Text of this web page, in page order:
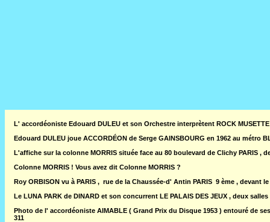
L' accordéoniste Edouard DULEU et son Orchestre interprètent ROCK
Edouard DULEU joue ACCORDÉON de Serge GAINSBOURG en 1962 au métro
L'affiche sur la colonne MORRIS située face au 80 boulevard de Clichy PARIS ,
Colonne MORRIS ! Vous avez dit Colonne MORRIS ?
Roy ORBISON vu à PARIS , rue de la Chaussée-d' Antin PARIS 9 ème , devant
Le LUNA PARK de DINARD et son concurrent LE PALAIS DES JEUX , deux
Photo de l' accordéoniste AIMABLE ( Grand Prix du Disque 1953 ) entouré de
311